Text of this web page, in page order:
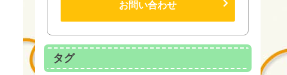
お問い合わせ
タグ